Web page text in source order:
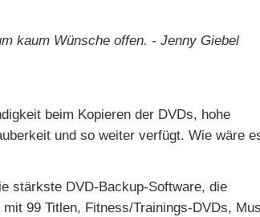
kaum Wünsche offen. - Jenny Giebel
beim Kopieren der DVDs, hohe
und so weiter verfügt. Wie wäre
stärkste DVD-Backup-Software, die
99 Titlen, Fitness/Trainings-DVDs,